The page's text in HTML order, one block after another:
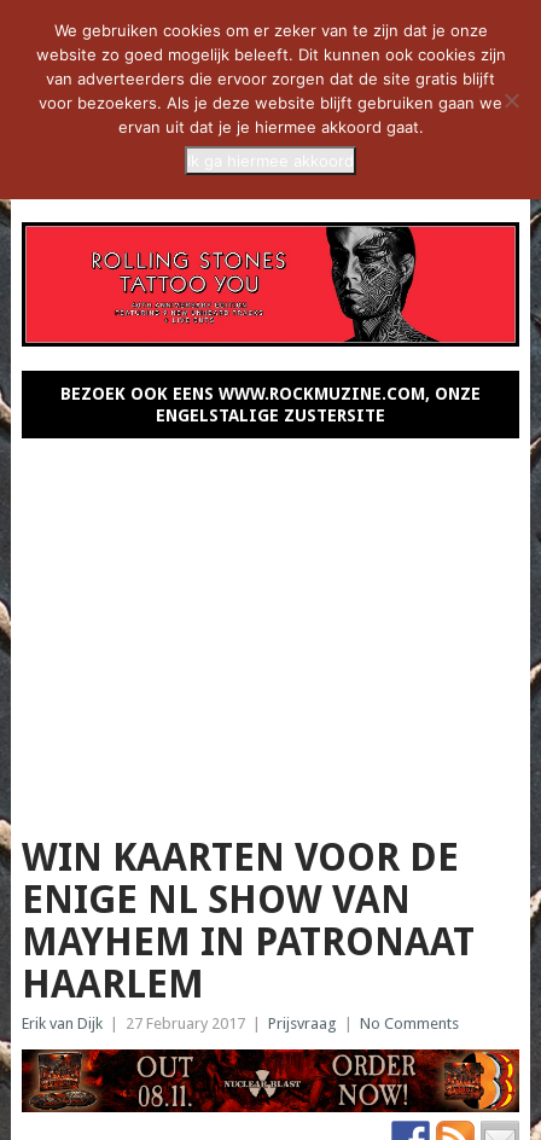
BEZOEK OOK EENS WWW.ROCKMUZINE.COM, ONZE
ENGELSTALIGE ZUSTERSITE
WIN KAARTEN VOOR DE
ENIGE NL SHOW VAN
MAYHEM IN PATRONAAT
HAARLEM
Erik van Dijk 27 February 2017 Prijsvraag No Comments
We gebruiken cookies om er zeker van te zijn dat je onze
website zo goed mogelijk beleeft. Dit kunnen ook cookies zijn
van adverteerders die ervoor zorgen dat de site gratis blijft
voor bezoekers. Als je deze website blijft gebruiken gaan we
ervan uit dat je je hiermee akkoord gaat.
Ik ga hiermee akkoord